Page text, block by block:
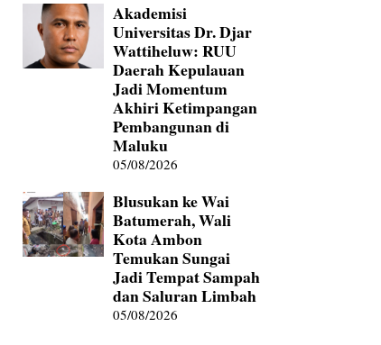
Akademisi
Universitas Dr. Djar
Wattiheluw: RUU
Daerah Kepulauan
Jadi Momentum
Akhiri Ketimpangan
Pembangunan di
Maluku
05/08/2026
Blusukan ke Wai
Batumerah, Wali
Kota Ambon
Temukan Sungai
Jadi Tempat Sampah
dan Saluran Limbah
05/08/2026